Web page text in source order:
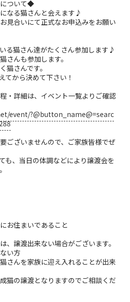
ついて◆
なる猫さんと会えます♪
見合いにて正式なお申込みをお願い
る猫さん達がたくさん参加します♪
さんも参加します。
猫さんです。
てから決めて下さい！
・詳細は、イベント一覧よりご確認
event/?@button_name@=searc
ございませんので、ご家族皆様でぜ
も、当日の体調などにより譲渡会を
お住まいであること
、譲渡出来ない場合がございます。
い方
さんを家族に迎え入れることが出来
猫の譲渡となりますのでご相談くだ